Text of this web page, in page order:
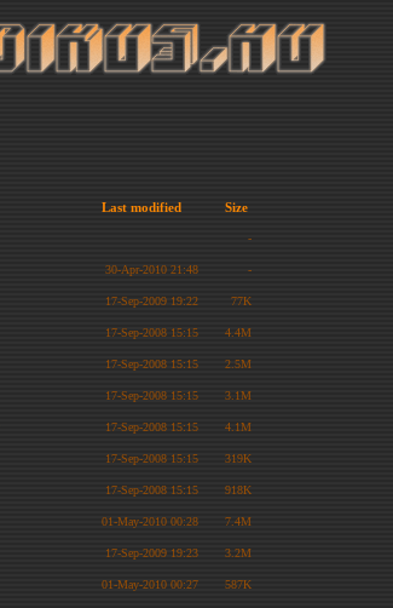
Last modified Size
-
30-Apr-2010 21:48 -
17-Sep-2009 19:22 77K
17-Sep-2008 15:15 4.4M
17-Sep-2008 15:15 2.5M
17-Sep-2008 15:15 3.1M
17-Sep-2008 15:15 4.1M
17-Sep-2008 15:15 319K
17-Sep-2008 15:15 918K
01-May-2010 00:28 7.4M
17-Sep-2009 19:23 3.2M
01-May-2010 00:27 587K